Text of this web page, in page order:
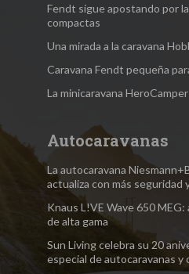
Fendt sigue apostando por
compactas
Una mirada a la caravana
Caravana Fendt pequeña
La minicaravana
Autocaravanas
La autocaravana
actualiza con más seguridad
Knaus L!VE Wave 650
de alta gama
Sun Living celebra su 20
especial de autocaravanas y